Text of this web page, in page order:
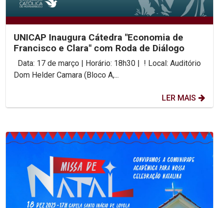
UNICAP Inaugura Cátedra "Economia de
Francisco e Clara" com Roda de Diálogo
Dom Helder Camara (Bloco A,...
LER MAIS